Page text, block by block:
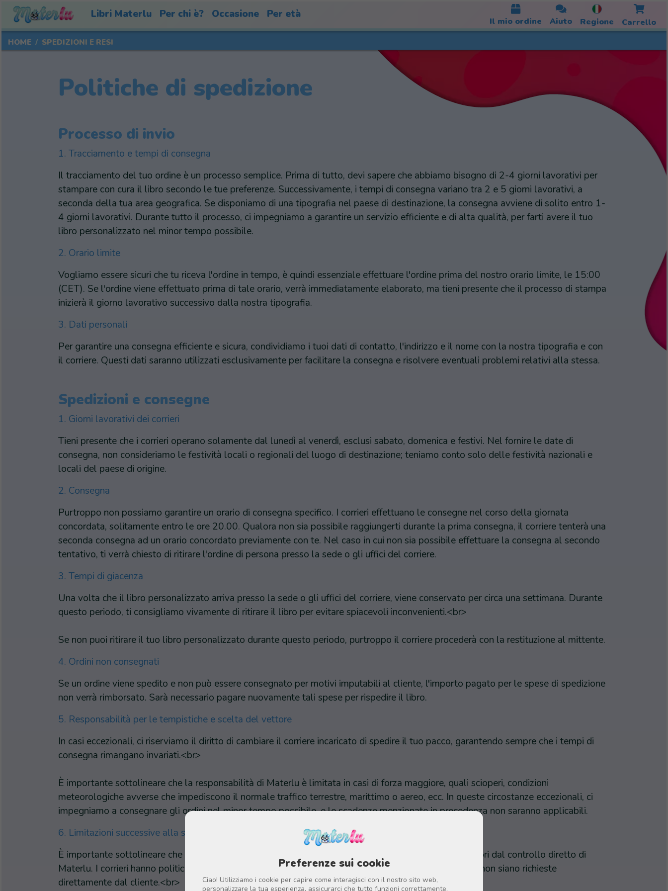
Preferenze sui cookie
Ciao! Utilizziamo i cookie per capire come interagisci con il nostro sito web,
personalizzare la tua esperienza, assicurarci che tutto funzioni correttamente,
Libri Materlu Per chi è? Occasione Per età
Il mio ordine Aiuto Regione Carrello
HOME SPEDIZIONI E RESI
Politiche di spedizione
Processo di invio
1. Tracciamento e tempi di consegna
Il tracciamento del tuo ordine è un processo semplice. Prima di tutto, devi sapere che abbiamo bisogno di 2-4 giorni lavorativi per
stampare con cura il libro secondo le tue preferenze. Successivamente, i tempi di consegna variano tra 2 e 5 giorni lavorativi, a
seconda della tua area geografica. Se disponiamo di una tipografia nel paese di destinazione, la consegna avviene di solito entro 1-
4 giorni lavorativi. Durante tutto il processo, ci impegniamo a garantire un servizio efficiente e di alta qualità, per farti avere il tuo
libro personalizzato nel minor tempo possibile.
2. Orario limite
Vogliamo essere sicuri che tu riceva l'ordine in tempo, è quindi essenziale effettuare l'ordine prima del nostro orario limite, le 15:00
(CET). Se l'ordine viene effettuato prima di tale orario, verrà immediatamente elaborato, ma tieni presente che il processo di stampa
inizierà il giorno lavorativo successivo dalla nostra tipografia.
3. Dati personali
Per garantire una consegna efficiente e sicura, condividiamo i tuoi dati di contatto, l'indirizzo e il nome con la nostra tipografia e con
il corriere. Questi dati saranno utilizzati esclusivamente per facilitare la consegna e risolvere eventuali problemi relativi alla stessa.
Spedizioni e consegne
1. Giorni lavorativi dei corrieri
Tieni presente che i corrieri operano solamente dal lunedì al venerdì, esclusi sabato, domenica e festivi. Nel fornire le date di
consegna, non consideriamo le festività locali o regionali del luogo di destinazione; teniamo conto solo delle festività nazionali e
locali del paese di origine.
2. Consegna
Purtroppo non possiamo garantire un orario di consegna specifico. I corrieri effettuano le consegne nel corso della giornata
concordata, solitamente entro le ore 20.00. Qualora non sia possibile raggiungerti durante la prima consegna, il corriere tenterà una
seconda consegna ad un orario concordato previamente con te. Nel caso in cui non sia possibile effettuare la consegna al secondo
tentativo, ti verrà chiesto di ritirare l'ordine di persona presso la sede o gli uffici del corriere.
3. Tempi di giacenza
Una volta che il libro personalizzato arriva presso la sede o gli uffici del corriere, viene conservato per circa una settimana. Durante
questo periodo, ti consigliamo vivamente di ritirare il libro per evitare spiacevoli inconvenienti.<br>
Se non puoi ritirare il tuo libro personalizzato durante questo periodo, purtroppo il corriere procederà con la restituzione al mittente.
4. Ordini non consegnati
Se un ordine viene spedito e non può essere consegnato per motivi imputabili al cliente, l'importo pagato per le spese di spedizione
non verrà rimborsato. Sarà necessario pagare nuovamente tali spese per rispedire il libro.
5. Responsabilità per le tempistiche e scelta del vettore
In casi eccezionali, ci riserviamo il diritto di cambiare il corriere incaricato di spedire il tuo pacco, garantendo sempre che i tempi di
consegna rimangano invariati.<br>
È importante sottolineare che la responsabilità di Materlu è limitata in casi di forza maggiore, quali scioperi, condizioni
meteorologiche avverse che impediscono il normale traffico terrestre, marittimo o aereo, ecc. In queste circostanze eccezionali, ci
impegniamo a consegnare gli ordini nel minor tempo possibile, e le scadenze menzionate in precedenza non saranno applicabili.
6. Limitazioni successive alla spedizione
È importante sottolineare che una volta spedito il pacco, la gestione e le eventuali modifiche sono fuori dal controllo diretto di
Materlu. I corrieri hanno politiche rigide che limitano la possibilità di apportare modifiche, a meno che non siano richieste
direttamente dal cliente.<br>